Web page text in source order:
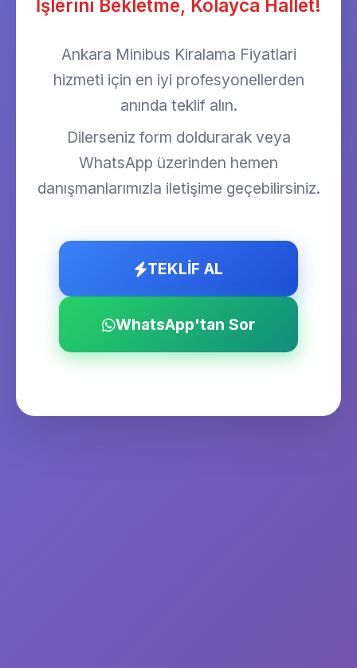
İşlerini Bekletme, Kolayca Hallet!
Ankara Minibus Kiralama Fiyatlari
hizmeti için en iyi profesyonellerden
anında teklif alın.
Dilerseniz form doldurarak veya
WhatsApp üzerinden hemen
danışmanlarımızla iletişime geçebilirsiniz.
TEKLİF AL
WhatsApp'tan Sor